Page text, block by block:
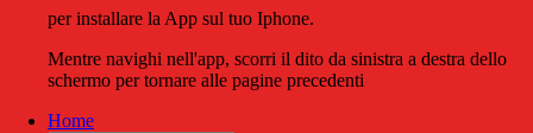
per installare la App sul tuo Iphone.
Mentre navighi nell'app, scorri il dito da sinistra a destra dello
schermo per tornare alle pagine precedenti
Home